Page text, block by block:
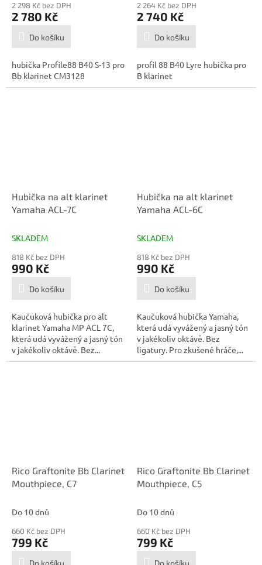
2 298 Kč bez DPH
2 780 Kč
Do košíku
hubička Profile88 B40 S-13 pro
Bb klarinet CM3128
2 264 Kč bez DPH
2 740 Kč
Do košíku
profil 88 B40 Lyre hubička pro
B klarinet
Hubička na alt klarinet
Yamaha ACL-7C
SKLADEM
818 Kč bez DPH
990 Kč
Do košíku
Kaučuková hubička pro alt
klarinet Yamaha MP ACL 7C,
která udá vyvážený a jasný tón
v jakékoliv oktávě. Bez...
Hubička na alt klarinet
Yamaha ACL-6C
SKLADEM
818 Kč bez DPH
990 Kč
Do košíku
Kaučuková hubička Yamaha,
která udá vyvážený a jasný tón
v jakékoliv oktávě. Bez
ligatury. Pro zkušené hráče,...
Rico Graftonite Bb Clarinet
Mouthpiece, C7
Do 10 dnů
660 Kč bez DPH
799 Kč
Do košíku
Rico Graftonite Bb Clarinet
Mouthpiece, C5
Do 10 dnů
660 Kč bez DPH
799 Kč
Do košíku